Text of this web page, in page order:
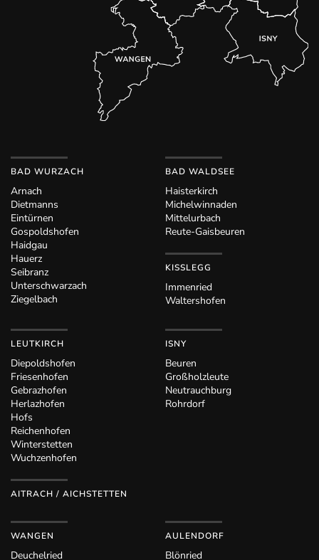
BAD WURZACH
Arnach
Dietmanns
Eintürnen
Gospoldshofen
Haidgau
Hauerz
Seibranz
Unterschwarzach
Ziegelbach
BAD WALDSEE
Haisterkirch
Michelwinnaden
Mittelurbach
Reute-Gaisbeuren
KISSLEGG
Immenried
Waltershofen
LEUTKIRCH
Diepoldshofen
Friesenhofen
Gebrazhofen
Herlazhofen
Hofs
Reichenhofen
Winterstetten
Wuchzenhofen
AITRACH / AICHSTETTEN
ISNY
Beuren
Großholzleute
Neutrauchburg
Rohrdorf
WANGEN
Deuchelried
AULENDORF
Blönried